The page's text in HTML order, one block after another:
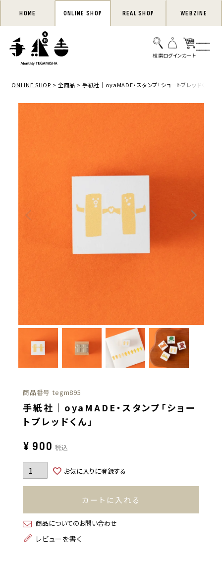
HOME ONLINE SHOP REAL SHOP WEBZINE
ONLINE SHOP 全商品 手紙社｜oyaMADE・スタンプ「ショートブレッドくん」
商品番号 tegm895
手紙社｜oyaMADE・スタンプ「ショー
トブレッドくん」
¥ 900 税込
お気に入りに登録する
カートに入れる
商品についてのお問い合わせ
レビューを書く